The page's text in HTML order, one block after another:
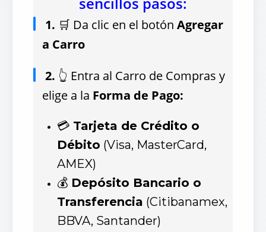
1. 🛒 Da clic en el botón Agregar
a Carro
2. 👆 Entra al Carro de Compras y
elige a la Forma de Pago:
💳 Tarjeta de Crédito o
Débito (Visa, MasterCard,
AMEX)
💰 Depósito Bancario o
Transferencia (Citibanamex,
BBVA, Santander)